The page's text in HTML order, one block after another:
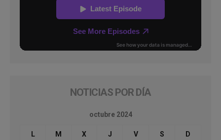
NOTICIAS POR DÍA
octubre 2024
L M X J V S D